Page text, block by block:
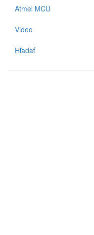
Atmel MCU
Video
Hľadať